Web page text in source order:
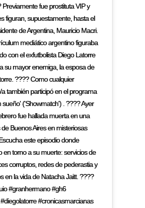
Previamente fue prostituta VIP y
figuran, supuestamente, hasta el
de Argentina, Mauricio Macri.
mediático argentino figuraba
con el exfutbolista Diego Latorre
su mayor enemiga, la esposa de
???? Como cualquier
también participó en el programa
sueño' ('Showmatch') . ???? Ayer
fue hallada muerta en una
Buenos Aires en misteriosas
este episodio donde
en torno a su muerte: servicios de
corruptos, redes de pederastia y
en la vida de Natacha Jaitt. ????
#granhermano #gh6
#cronicasmarcianas